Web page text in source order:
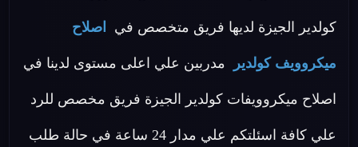
كولدير الجيزة لديها فريق متخصص في اصلاح
ميكروويف كولدير مدربين علي اعلى مستوى لدينا في
اصلاح ميكروويفات كولدير الجيزة فريق مخصص للرد
علي كافة اسئلتكم علي مدار 24 ساعة في حالة طلب